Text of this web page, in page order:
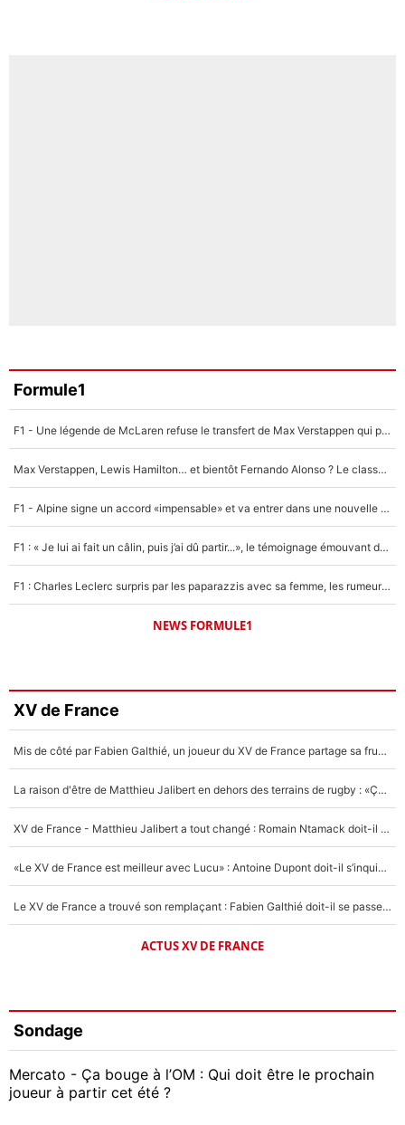
Formule1
F1 - Une légende de McLaren refuse le transfert de Max Verstappen qui pourrait «faire des vagues» et plomber l'ambiance dans l'équipe
Max Verstappen, Lewis Hamilton… et bientôt Fernando Alonso ? Le classement des pilotes les mieux payés en Formule 1 risque de changer !
F1 - Alpine signe un accord «impensable» et va entrer dans une nouvelle dimension : Grande nouvelle pour Pierre Gasly !
F1 : « Je lui ai fait un câlin, puis j’ai dû partir...», le témoignage émouvant de Max Verstappen sur sa fille
F1 : Charles Leclerc surpris par les paparazzis avec sa femme, les rumeurs étaient vraies !
NEWS FORMULE1
XV de France
Mis de côté par Fabien Galthié, un joueur du XV de France partage sa frustration : «ils ne me l’ont pas dit tout de suite»
La raison d'être de Matthieu Jalibert en dehors des terrains de rugby : «Ça m'atteint autant que si tu touches à un membre de ma famille»
XV de France - Matthieu Jalibert a tout changé : Romain Ntamack doit-il s’inquiéter pour sa place à un an de la Coupe du monde ?
«Le XV de France est meilleur avec Lucu» : Antoine Dupont doit-il s’inquiéter pour sa place ?
Le XV de France a trouvé son remplaçant : Fabien Galthié doit-il se passer d'Antoine Dupont ?
ACTUS XV DE FRANCE
Sondage
Mercato - Ça bouge à l’OM : Qui doit être le prochain
joueur à partir cet été ?